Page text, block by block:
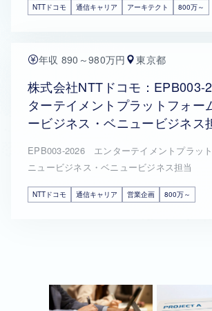
NTTドコモ 通信キャリア アーキテクト 800万～
年収 890～980万円 東京都
株式会社NTTドコモ：
ターテイメントプラットフォ
ービジネス・ベニュービジネス
EPB003-2026 エンターテイメントプラッ
ニュービジネス・ベニュービジネス担当
NTTドコモ 通信キャリア 営業企画 800万～